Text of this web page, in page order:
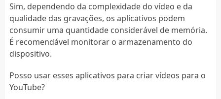
Sim, dependendo da complexidade do vídeo e da
qualidade das gravações, os aplicativos podem
consumir uma quantidade considerável de memória.
É recomendável monitorar o armazenamento do
dispositivo.
Posso usar esses aplicativos para criar vídeos para o
YouTube?